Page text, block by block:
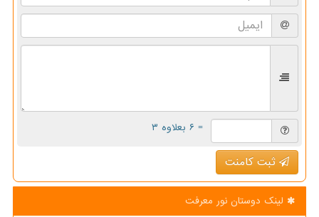
= ۶ بعلاوه ۳
ثبت کامنت
لینک دوستان نور معرفت